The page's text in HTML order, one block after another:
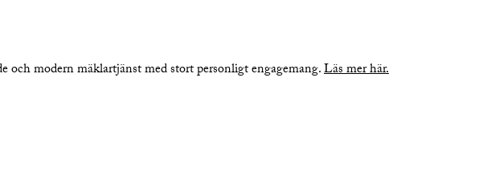
och modern mäklartjänst med stort personligt engagemang.Läs mer här.